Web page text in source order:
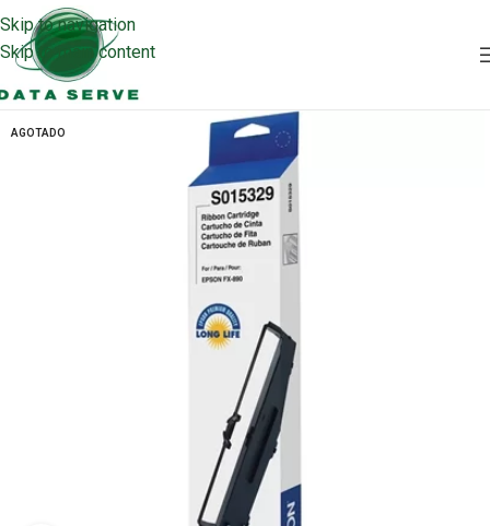
Skip to navigation
Skip to main content
AGOTADO